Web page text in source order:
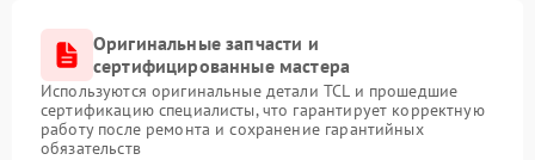
Оригинальные запчасти и
сертифицированные мастера
Используются оригинальные детали TCL и прошедшие
сертификацию специалисты, что гарантирует корректную
работу после ремонта и сохранение гарантийных
обязательств